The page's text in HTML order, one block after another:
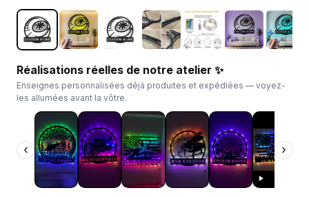
‹ ›
Réalisations réelles de notre atelier ✨
Enseignes personnalisées déjà produites et expédiées — voyez-
les allumées avant la vôtre.
‹ ›